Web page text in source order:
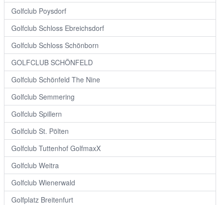
Golfclub Poysdorf
Golfclub Schloss Ebreichsdorf
Golfclub Schloss Schönborn
GOLFCLUB SCHÖNFELD
Golfclub Schönfeld The Nine
Golfclub Semmering
Golfclub Spillern
Golfclub St. Pölten
Golfclub Tuttenhof GolfmaxX
Golfclub Weitra
Golfclub Wienerwald
Golfplatz Breitenfurt